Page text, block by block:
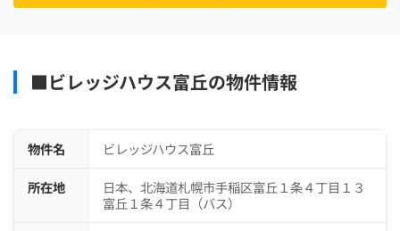
■ビレッジハウス富丘の物件情報
物件名 ビレッジハウス富丘
所在地
日本、北海道札幌市手稲区富丘１条４丁目１３
富丘１条４丁目（バス）